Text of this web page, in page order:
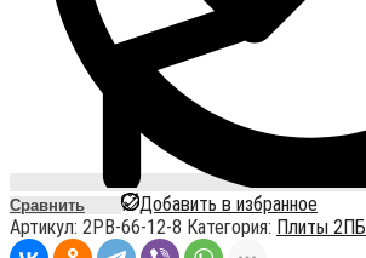
Сравнить
Добавить в избранное
Артикул: 2PB-66-12-8 Категория: Плиты 2ПБ